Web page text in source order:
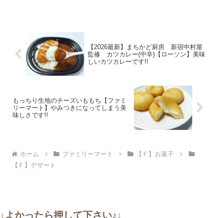
【2026最新】まちかど厨房 新宿中村屋
監修 カツカレー(中辛)【ローソン】美味
しいカツカレーです!!
もっちり生地のチーズいももち【ファミ
リーマート】やみつきになってしまう美
味しさです!!
ホーム ファミリーマート
【Ｆ】お菓子
【Ｆ】デザート
↓よかったら押して下さい♪↓